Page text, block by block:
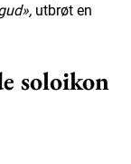
utbrøt en
soloikon